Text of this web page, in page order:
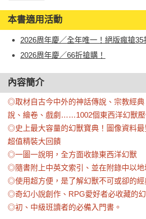
本書適用活動
2026周年慶／全年唯一！絕版瘋搶35
2026周年慶／66折搶購！
內容簡介
◎取材自古今中外的神話傳說、宗教經
說、繪卷、戲劇……1002個東西洋幻獸壓
◎史上最大容量的幻獸寶典！圖像資料
超值精裝大回饋
◎一圖一說明，全方面收錄東西洋幻獸
◎隨書附上中英文索引、並在附錄中以地
◎使用超方便，是了解幻獸不可或卻的經
◎奇幻小說創作、RPG愛好者必收藏的幻
◎初、中級班讀者的必備入門書。